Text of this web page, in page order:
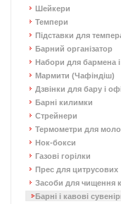
Шейкери
Темпери
Підставки для
Барний організатор
Набори для бармена і
Мармити (Чафіндіш)
Дзвінки для бару і
Барні килимки
Стрейнери
Термометри для
Нок-бокси
Газові горілки
Прес для цитрусових
Засоби для чищення
Барні і кавові